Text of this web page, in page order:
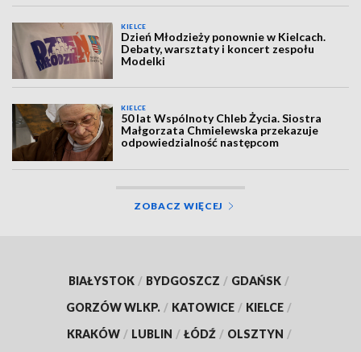
KIELCE
Dzień Młodzieży ponownie w Kielcach.
Debaty, warsztaty i koncert zespołu
Modelki
KIELCE
50 lat Wspólnoty Chleb Życia. Siostra
Małgorzata Chmielewska przekazuje
odpowiedzialność następcom
ZOBACZ WIĘCEJ
BIAŁYSTOK / BYDGOSZCZ / GDAŃSK /
GORZÓW WLKP. / KATOWICE / KIELCE /
KRAKÓW / LUBLIN / ŁÓDŹ / OLSZTYN /